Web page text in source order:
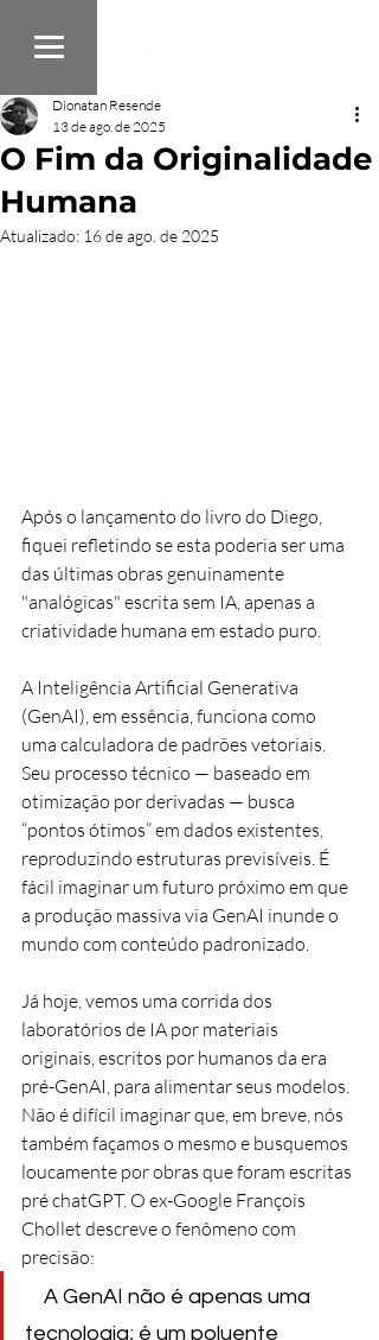
O Fim da Originalidade
Humana
Dionatan Resende
13 de ago. de 2025
Atualizado: 16 de ago. de 2025
Após o lançamento do livro do Diego,
fiquei refletindo se esta poderia ser uma
das últimas obras genuinamente
"analógicas" escrita sem IA, apenas a
criatividade humana em estado puro.
A Inteligência Artificial Generativa
(GenAI), em essência, funciona como
uma calculadora de padrões vetoriais.
Seu processo técnico — baseado em
otimização por derivadas — busca
“pontos ótimos” em dados existentes,
reproduzindo estruturas previsíveis. É
fácil imaginar um futuro próximo em que
a produção massiva via GenAI inunde o
mundo com conteúdo padronizado.
Já hoje, vemos uma corrida dos
laboratórios de IA por materiais
originais, escritos por humanos da era
pré-GenAI, para alimentar seus modelos.
Não é difícil imaginar que, em breve, nós
também façamos o mesmo e busquemos
loucamente por obras que foram escritas
pré chatGPT. O ex-Google François
Chollet descreve o fenômeno com
precisão:
  A GenAI não é apenas uma
tecnologia; é um poluente